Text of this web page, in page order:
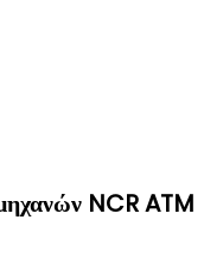
NCR ATM